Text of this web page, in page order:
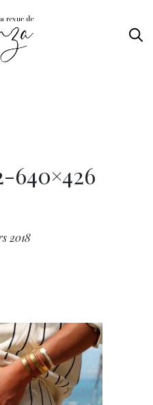
640×426
2018